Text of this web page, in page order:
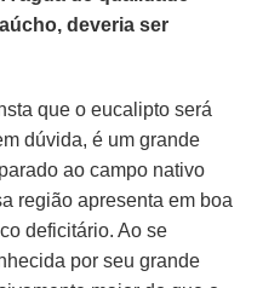
deveria ser
que o eucalipto será
dúvida, é um grande
ao campo nativo
região apresenta em boa
deficitário. Ao se
por seu grande